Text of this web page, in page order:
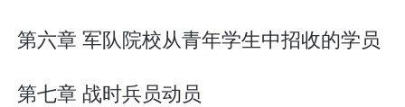
第六章 军队院校从青年学生中招收的学员
第七章 战时兵员动员